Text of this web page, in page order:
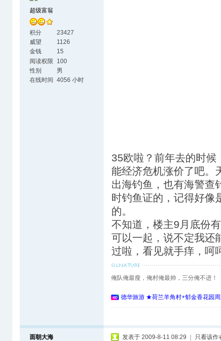
超级富翁
积分
23427
威望
1126
金钱
15
阅读权限
100
性别
男
在线时间
4056 小时
35欧啦？前年去的时
能经济危机涨价了吧。
出海钓鱼，也有海警查
时钓鱼证的，记得好像
的。
不知道，楼主9月底份
可以一起，说不定我还
过啦，看见就手痒，呵
俺队俺最瘦，俺村俺最帅，三分俺不进！
德华旅游 ★荷兰羊角村+郁金香花园
面朝大海 发表于 2009-8-11 08:29 只看该作